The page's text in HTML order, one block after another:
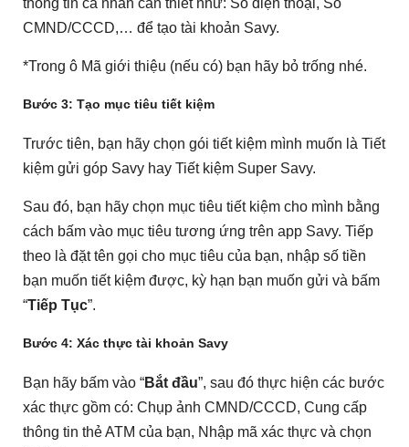
thông tin cá nhân cần thiết như: Số điện thoại, Số
CMND/CCCD,… để tạo tài khoản Savy.
*Trong ô Mã giới thiệu (nếu có) bạn hãy bỏ trống nhé.
Bước 3: Tạo mục tiêu tiết kiệm
Trước tiên, bạn hãy chọn gói tiết kiệm mình muốn là Tiết
kiệm gửi góp Savy hay Tiết kiệm Super Savy.
Sau đó, bạn hãy chọn mục tiêu tiết kiệm cho mình bằng
cách bấm vào mục tiêu tương ứng trên app Savy. Tiếp
theo là đặt tên gọi cho mục tiêu của bạn, nhập số tiền
bạn muốn tiết kiệm được, kỳ hạn bạn muốn gửi và bấm
“Tiếp Tục”.
Bước 4: Xác thực tài khoản Savy
Bạn hãy bấm vào “Bắt đầu”, sau đó thực hiện các bước
xác thực gồm có: Chụp ảnh CMND/CCCD, Cung cấp
thông tin thẻ ATM của bạn, Nhập mã xác thực và chọn